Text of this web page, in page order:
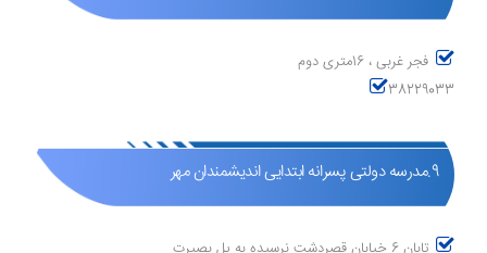
فجر غربی ، 16متری دوم
38229033
9.مدرسه دولتی پسرانه ابتدایی اندیشمندان مهر